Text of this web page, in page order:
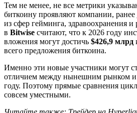
Тем не менее, не все метрики
биткоину проявляют компании,
из сфер гейминга, здравоохранения
в Bitwise считают, что к 2026 году
вложения могут достичь $426,9 млрд
всего предложения биткоина.
Именно эти новые участники могут
отличием между нынешним рынком и
году. Поэтому прямые сравнения
совсем уместными.